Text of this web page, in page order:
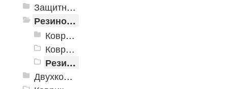
Защитные коврики и лотки
Резиновые коврики
Коврики PinMat
Коврики PinMat Матрица
Резиновый коврик с рисунком
Двухкомпонентные коврики